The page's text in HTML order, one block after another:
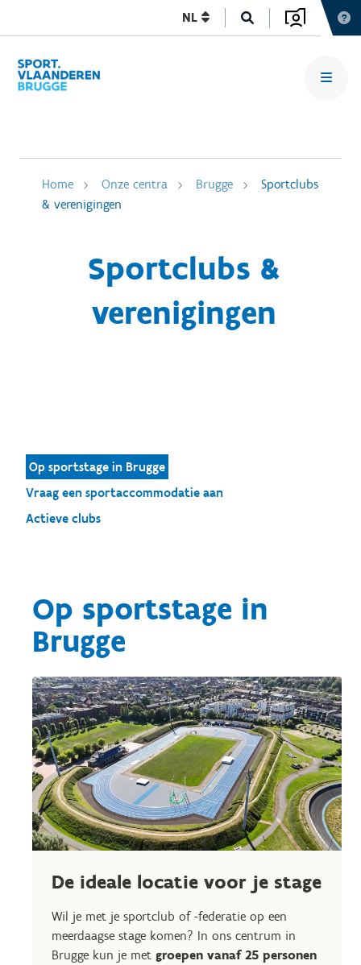
NL
Home Onze centra Brugge
Sportclubs
& verenigingen
Sportclubs &
verenigingen
Op sportstage in Brugge
Vraag een sportaccommodatie aan
Actieve clubs
Op sportstage in
Brugge
De ideale locatie voor je stage
Wil je met je sportclub of -federatie op een
meerdaagse stage komen? In ons centrum in
Brugge kun je met groepen vanaf 25 personen